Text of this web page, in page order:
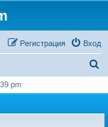
Вход
Регистрация
с
pm